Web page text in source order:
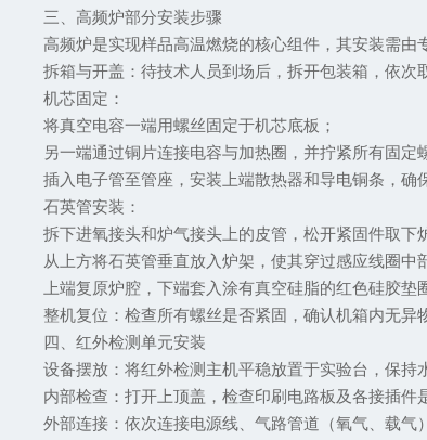
三、高频炉部分安装步骤
高频炉是实现样品高温燃烧的核心组件，其安装需由
拆箱与开盖‌：待技术人员到场后，拆开包装箱，依
‌机芯固定‌：
将真空电容一端用螺丝固定于机芯底板；
另一端通过铜片连接电容与加热圈，并拧紧所有固定
插入电子管至管座，安装上端散热器和导电铜条，确
‌石英管安装‌：
拆下进氧接头和炉气接头上的皮管，松开紧固件取下
从上方将石英管垂直放入炉架，使其穿过感应线圈中
上端复原炉腔，下端套入涂有真空硅脂的红色硅胶垫
整机复位‌：检查所有螺丝是否紧固，确认机箱内无异
四、红外检测单元安装
设备摆放‌：将红外检测主机平稳放置于实验台，保持
内部检查‌：打开上顶盖，检查印刷电路板及各接插件
外部连接‌：依次连接电源线、气路管道（氧气、载